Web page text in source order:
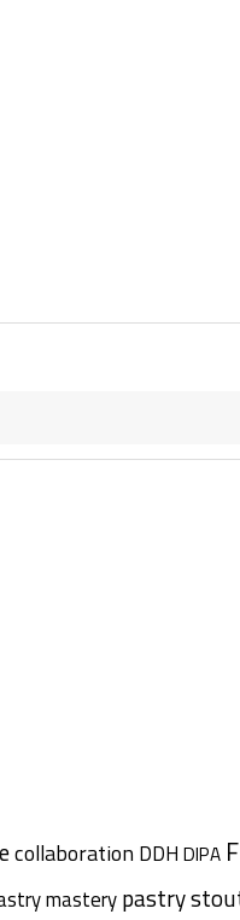
collaboration DDH DIPA
masterypastry